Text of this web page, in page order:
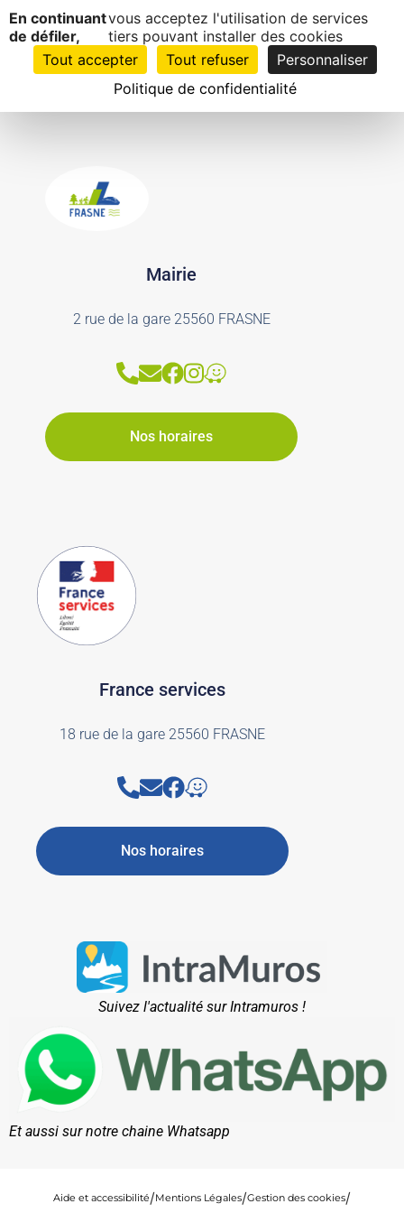
1EN
CLIC
Ateliers municipaux
Mairie
2 rue de la gare 25560 FRASNE
Nos horaires
France services
18 rue de la gare 25560 FRASNE
Nos horaires
Suivez l'actualité sur Intramuros !
Et aussi sur notre chaine Whatsapp
Aide et accessibilité Mentions Légales Gestion des cookies
Panneau de gestion des cookies
En continuant
de défiler,
vous acceptez l'utilisation de services
tiers pouvant installer des cookies
Tout accepter
Tout refuser
Personnaliser
Politique de confidentialité